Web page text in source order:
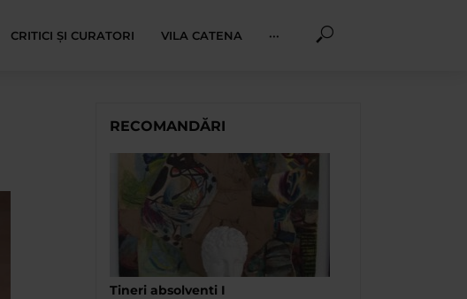
CRITICI ȘI CURATORI VILA CATENA ···
RECOMANDĂRI
Tineri absolventi I